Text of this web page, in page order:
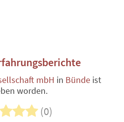
mbH in Bünde ist
worden.
(0)